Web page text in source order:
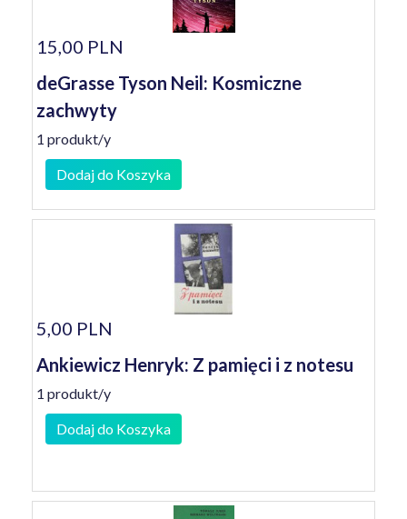
15,00 PLN
deGrasse Tyson Neil: Kosmiczne
zachwyty
1 produkt/y
Dodaj do Koszyka
5,00 PLN
Ankiewicz Henryk: Z pamięci i z notesu
1 produkt/y
Dodaj do Koszyka